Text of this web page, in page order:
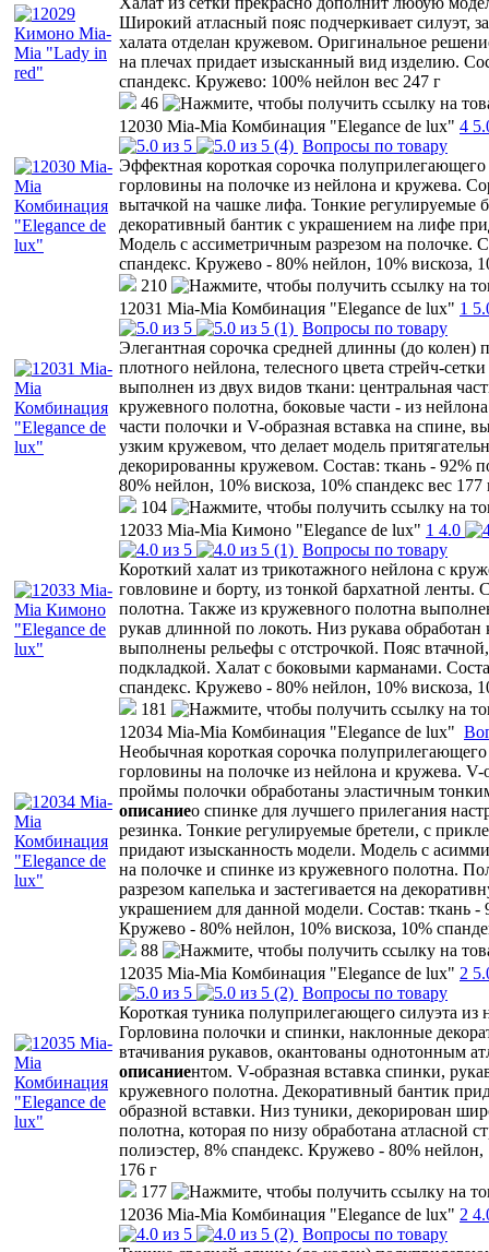
Широкий атласный пояс подчеркивает силуэт,
халата отделан кружевом. Оригинальное
на плечах придает изысканный вид изделию.
спандекс. Кружево: 100% нейлон вес 247 г
46
12030 Mia-Mia Комбинация "Elegance de lux" 4
(4) Вопросы по товару
Эффектная короткая сорочка
горловины на полочке из нейлона и кружева.
вытачкой на чашке лифа. Тонкие регулируемые
декоративный бантик с украшением на лифе
Модель с ассиметричным разрезом на полочке.
спандекс. Кружево - 80% нейлон, 10% вискоза,
210
12031 Mia-Mia Комбинация "Elegance de lux" 1
(1) Вопросы по товару
Элегантная сорочка средней длинны (до колен)
плотного нейлона, телесного цвета стрейч-
выполнен из двух видов ткани: центральная
кружевного полотна, боковые части - из
части полочки и V-образная вставка на спине,
узким кружевом, что делает модель
декорированны кружевом. Состав: ткань - 92%
80% нейлон, 10% вискоза, 10% спандекс вес 177
104
12033 Mia-Mia Кимоно "Elegance de lux" 1 4.0
(1) Вопросы по товару
Короткий халат из трикотажного нейлона с
говловине и борту, из тонкой бархатной ленты.
полотна. Также из кружевного полотна
рукав длинной по локоть. Низ рукава
выполнены рельефы с отстрочкой. Пояс
подкладкой. Халат с боковыми карманами.
спандекс. Кружево - 80% нейлон, 10% вискоза,
181
12034 Mia-Mia Комбинация "Elegance de lux"
Необычная короткая сорочка
горловины на полочке из нейлона и кружева.
проймы полочки обработаны эластичным
описаниео спинке для лучшего прилегания
резинка. Тонкие регулируемые бретели, с
придают изысканность модели. Модель с
на полочке и спинке из кружевного полотна.
разрезом капелька и застегивается на
украшением для данной модели. Состав: ткань -
Кружево - 80% нейлон, 10% вискоза, 10%
88
12035 Mia-Mia Комбинация "Elegance de lux" 2
(2) Вопросы по товару
Короткая туника полуприлегающего силуэта из
Горловина полочки и спинки, наклонные
втачивания рукавов, окантованы однотонным
описаниентом. V-образная вставка спинки,
кружевного полотна. Декоративный бантик
образной вставки. Низ туники, декорирован
полотна, которая по низу обработана атласной
полиэстер, 8% спандекс. Кружево - 80% нейлон,
176 г
177
12036 Mia-Mia Комбинация "Elegance de lux" 2
(2) Вопросы по товару